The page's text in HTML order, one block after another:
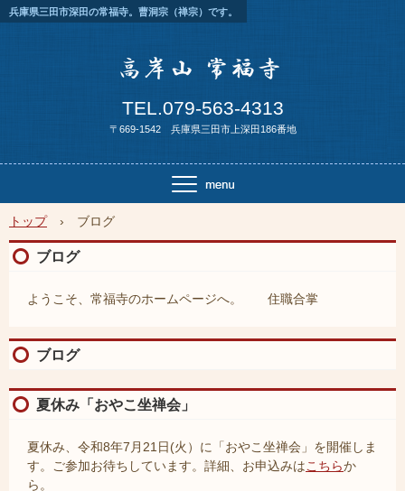
兵庫県三田市深田の常福寺。曹洞宗（禅宗）です。
TEL.079-563-4313
〒669-1542 兵庫県三田市上深田186番地
トップ › ブログ
ブログ
ようこそ、常福寺のホームページへ。 住職合掌
ブログ
夏休み「おやこ坐禅会」
夏休み、令和8年7月21日(火）に「おやこ坐禅会」を開催しま
す。ご参加お待ちしています。詳細、お申込みはこちらか
ら。